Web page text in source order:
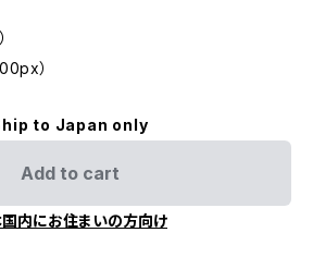
）
to Japan only
Add to cart
国内にお住まいの方向け